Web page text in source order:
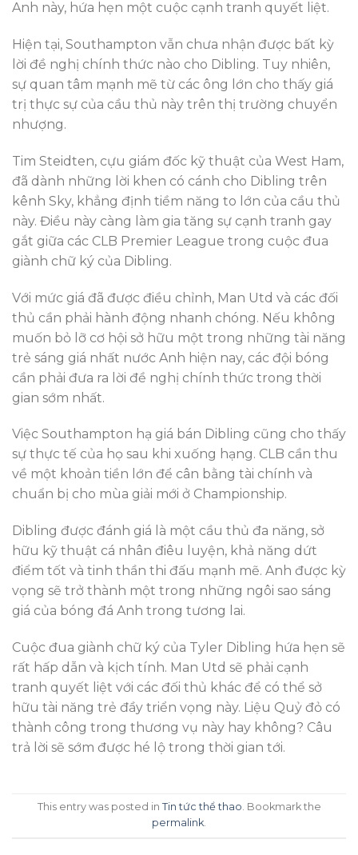
Anh này, hứa hẹn một cuộc cạnh tranh quyết liệt.
Hiện tại, Southampton vẫn chưa nhận được bất kỳ
lời đề nghị chính thức nào cho Dibling. Tuy nhiên,
sự quan tâm mạnh mẽ từ các ông lớn cho thấy giá
trị thực sự của cầu thủ này trên thị trường chuyển
nhượng.
Tim Steidten, cựu giám đốc kỹ thuật của West Ham,
đã dành những lời khen có cánh cho Dibling trên
kênh Sky, khẳng định tiềm năng to lớn của cầu thủ
này. Điều này càng làm gia tăng sự cạnh tranh gay
gắt giữa các CLB Premier League trong cuộc đua
giành chữ ký của Dibling.
Với mức giá đã được điều chỉnh, Man Utd và các đối
thủ cần phải hành động nhanh chóng. Nếu không
muốn bỏ lỡ cơ hội sở hữu một trong những tài năng
trẻ sáng giá nhất nước Anh hiện nay, các đội bóng
cần phải đưa ra lời đề nghị chính thức trong thời
gian sớm nhất.
Việc Southampton hạ giá bán Dibling cũng cho thấy
sự thực tế của họ sau khi xuống hạng. CLB cần thu
về một khoản tiền lớn để cân bằng tài chính và
chuẩn bị cho mùa giải mới ở Championship.
Dibling được đánh giá là một cầu thủ đa năng, sở
hữu kỹ thuật cá nhân điêu luyện, khả năng dứt
điểm tốt và tinh thần thi đấu mạnh mẽ. Anh được kỳ
vọng sẽ trở thành một trong những ngôi sao sáng
giá của bóng đá Anh trong tương lai.
Cuộc đua giành chữ ký của Tyler Dibling hứa hẹn sẽ
rất hấp dẫn và kịch tính. Man Utd sẽ phải cạnh
tranh quyết liệt với các đối thủ khác để có thể sở
hữu tài năng trẻ đầy triển vọng này. Liệu Quỷ đỏ có
thành công trong thương vụ này hay không? Câu
trả lời sẽ sớm được hé lộ trong thời gian tới.
This entry was posted in Tin tức thể thao. Bookmark the
permalink.